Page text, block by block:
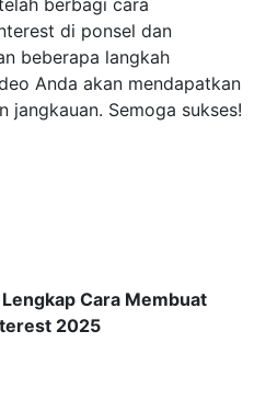
di ponsel dan
beberapa langkah
Anda akan mendapatkan
jangkauan. Semoga sukses!
Cara Membuat
2025